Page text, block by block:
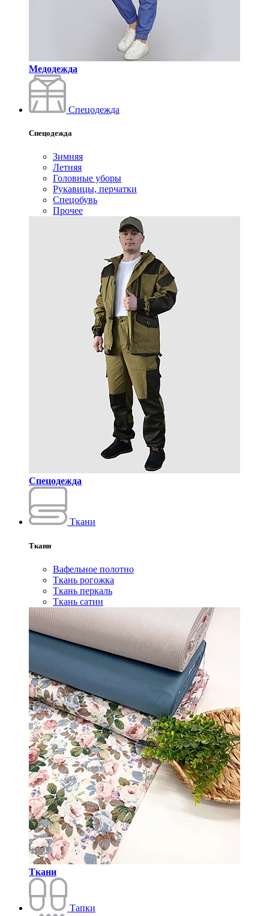
Медодежда
Спецодежда
Спецодежда
Зимняя
Летняя
Головные уборы
Рукавицы, перчатки
Спецобувь
Прочее
Спецодежда
Ткани
Ткани
Вафельное полотно
Ткань рогожка
Ткань перкаль
Ткань сатин
Ткани
Тапки